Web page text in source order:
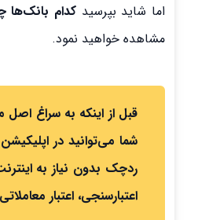
اما شاید بپرسید کدام بانک‌ها
مشاهده خواهید نمود.
قبل از اینکه به سراغ
اعتبارسنجی، اعتبار